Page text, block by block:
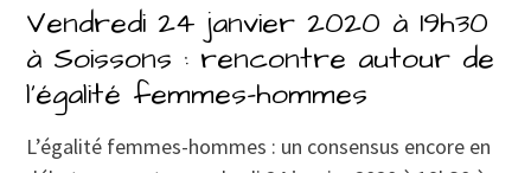
Vendredi 24 janvier 2020 à 19h30
à Soissons : rencontre autour de
l’égalité femmes-hommes
L’égalité femmes-hommes : un consensus encore en